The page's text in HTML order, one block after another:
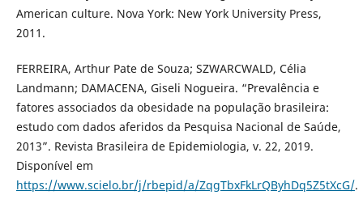
American culture. Nova York: New York University Press,
2011.
FERREIRA, Arthur Pate de Souza; SZWARCWALD, Célia
Landmann; DAMACENA, Giseli Nogueira. “Prevalência e
fatores associados da obesidade na população brasileira:
estudo com dados aferidos da Pesquisa Nacional de Saúde,
2013”. Revista Brasileira de Epidemiologia, v. 22, 2019.
Disponível em
https://www.scielo.br/j/rbepid/a/ZqgTbxFkLrQByhDq5Z5tXcG/.